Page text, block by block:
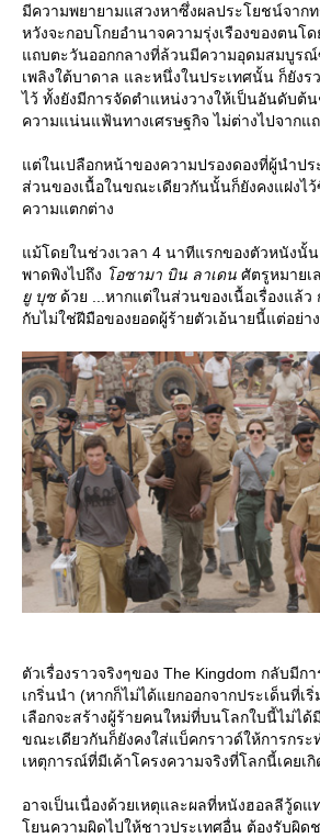
มีความพยายามแสวงหาซึ่งผลประโยชน์จาก
หวังจะกอบโกยอำนาจความรุ่งเรืองของตนโ
ถบตะวันออกกลางที่ล้วนมีความอุดมสมบูรณ์
เพลิงใต้บาดาล และหนึ่งในประเทศนั้น ก็ยังร
ไว้ ทั้งยังมีการจัดตำแหน่งวางให้เป็นอันดับต้
ความแน่นแฟ้นทางเศรษฐกิจ ไม่ต่างไปจากแ
ต่ในเปลือกหน้าของความปรองดองที่ผู้นำปร
ส่วนของเนื้อในขณะเดียวกันนั้นก็ยังคงแฝงไ
ความแตกต่าง
ม้โดยในช่วงเวลา 4 นาทีแรกของตัวหนังนั้น
พาดพิงไปถึง อซามา บิน ลาเดน ศัตรูหมายเ
ู บุซด้วย ...หากแต่ในส่วนของเนื้อเรื่องแล้ว
กับไม่ใช่ฝีมือของยอดผู้ร้ายตัวเอ้นายนี้แต่อย่า
ตัวเรื่องราวจริงๆของ The Kingdom กลับมีก
เกริ่นนำ (หากก็ไม่ได้แยกออกจากประเด็นที่เ
เลือกจะสร้างผู้ร้ายคนใหม่ที่บนโลกใบนี้ไม่ไ
ขณะเดียวกันก็ยังคงใส่แบ็คกราวด์ให้การกระ
เหตุการณ์ที่มีเค้าโครงความจริงที่โลกนี้เคยเ
อาจเป็นเนื่องด้วยเหตุและผลที่หนังฮอลลีวู้ดแ
นความผิดไปให้ชาวประเทศอื่น ต้องรับผิดช